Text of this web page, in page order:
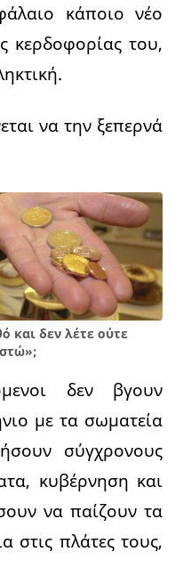
κάποιο νέο
κερδοφορίας του,
να την ξεπερνά
και δεν λέτε ούτε
δεν βγουν
με τα σωματεία
σύγχρονους
κυβέρνηση και
να παίζουν τα
στις πλάτες τους,